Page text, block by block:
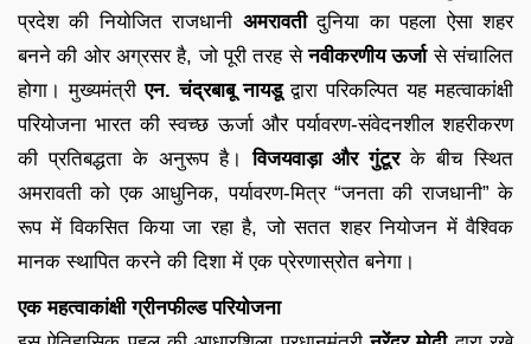
प्रदेश की नियोजित राजधानी अमरावतीदुनिया का पहला ऐसा शहर
बनने की ओर अग्रसर है, जो पूरी तरह सेनवीकरणीय ऊर्जासे संचालित
होगा। मुख्यमंत्रीएन. चंद्रबाबू नायडूद्वारा परिकल्पित यह महत्वाकांक्षी
परियोजना भारत की स्वच्छ ऊर्जा और पर्यावरण-संवेदनशील शहरीकरण
की प्रतिबद्धता के अनुरूप है।विजयवाड़ा और गुंटूरके बीच स्थित
अमरावती को एक आधुनिक, पर्यावरण-मित्र “जनता की राजधानी” के
रूप में विकसित किया जा रहा है, जो सतत शहर नियोजन में वैश्विक
मानक स्थापित करने की दिशा में एक प्रेरणास्रोत बनेगा।
एक महत्वाकांक्षी ग्रीनफील्ड परियोजना